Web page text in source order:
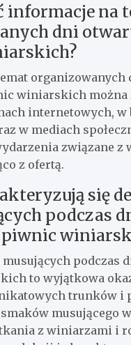
informacje na
dni
organizowanych
winiarskich można
internetowych, w
w mediach
związane z
z ofertą.
się
podczas
podczas
to wyjątkowa
trunków i
musującego
z winiarzami i